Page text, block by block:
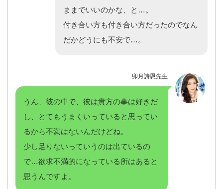
ままでいいのかな、と…。
付き合い方も付き合い方だったのでなん
だかどうにも不安で…。
卯月詩恩先生
うん、彼の中で、彼は貴方の事は好きだ
し、とてもうまくいっていると思ってい
るから不満はないんだけどね。
少し足りないっていうのは出ているの
で…欲求不満的になっている所はあると
思うんですよ。